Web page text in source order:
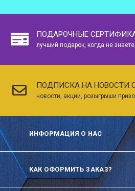
ПОДАРОЧНЫЕ
лучший подарок, когда не
ПОДПИСКА НА НОВОСТИ
новости, акции, розыгрыши
ИНФОРМАЦИЯ О НАС
КАК ОФОРМИТЬ ЗАКАЗ?